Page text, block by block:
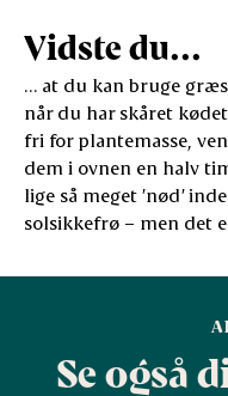
Vidste du...
… at du kan bruge
når du har skåret
fri for plantemasse,
dem i ovnen en halv
lige så meget ’nød’
solsikkefrø – men det
Se også